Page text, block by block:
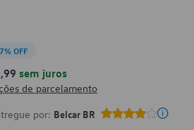
OFF
sem juros
de parcelamento
por: Belcar BR